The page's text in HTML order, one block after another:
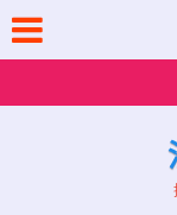
content